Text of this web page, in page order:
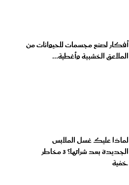
أفكار لصنع مجسمات للحيوانات من
الملاعق الخشبية وأغطية...
لماذا عليك غسل الملابس
الجديدة بعد شرائها؟ 3 مخاطر
خفية